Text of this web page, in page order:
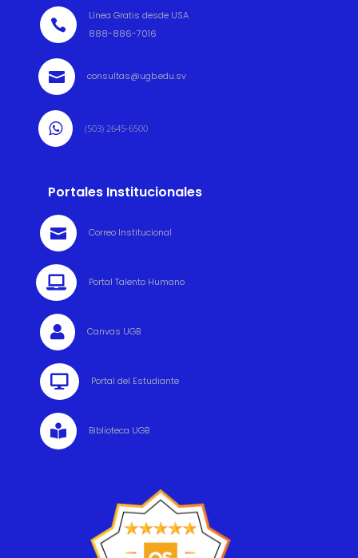

Línea Gratis desde USA
888-886-7016
 consultas@ugb.edu.sv
 (503) 2645-6500
Portales Institucionales
 Correo Institucional
 Portal Talento Humano
 Canvas UGB
 Portal del Estudiante
 Biblioteca UGB